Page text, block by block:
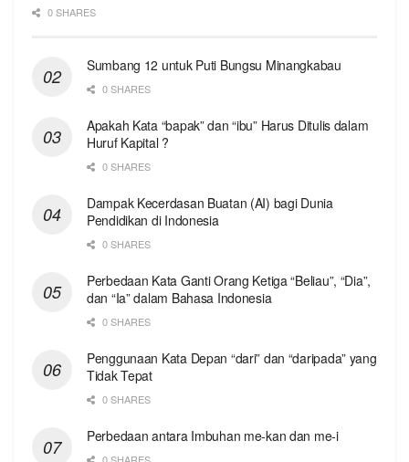
0 SHARES
Sumbang 12 untuk Puti Bungsu Minangkabau
0 SHARES
Apakah Kata “bapak” dan “ibu” Harus Ditulis dalam
Huruf Kapital ?
0 SHARES
Dampak Kecerdasan Buatan (AI) bagi Dunia
Pendidikan di Indonesia
0 SHARES
Perbedaan Kata Ganti Orang Ketiga “Beliau”, “Dia”,
dan “Ia” dalam Bahasa Indonesia
0 SHARES
Penggunaan Kata Depan “dari” dan “daripada” yang
Tidak Tepat
0 SHARES
Perbedaan antara Imbuhan me-kan dan me-i
0 SHARES